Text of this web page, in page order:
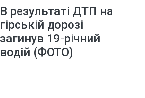
В результаті ДТП на
гірській дорозі
загинув 19-річний
водій (ФОТО)